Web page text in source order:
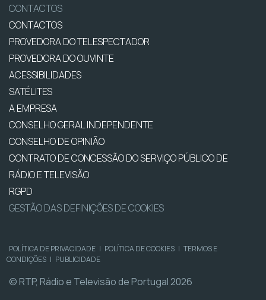
CONTACTOS
CONTACTOS
PROVEDORA DO TELESPECTADOR
PROVEDORA DO OUVINTE
ACESSIBILIDADES
SATÉLITES
A EMPRESA
CONSELHO GERAL INDEPENDENTE
CONSELHO DE OPINIÃO
CONTRATO DE CONCESSÃO DO SERVIÇO PÚBLICO DE
RÁDIO E TELEVISÃO
RGPD
GESTÃO DAS DEFINIÇÕES DE COOKIES
POLÍTICA DE PRIVACIDADE | POLÍTICA DE COOKIES | TERMOS E
CONDIÇÕES | PUBLICIDADE
© RTP, Rádio e Televisão de Portugal 2026